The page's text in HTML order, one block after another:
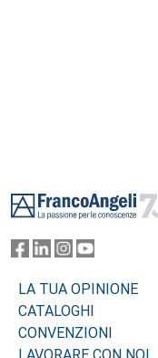
LA TUA OPINIONE
CATALOGHI
CONVENZIONI